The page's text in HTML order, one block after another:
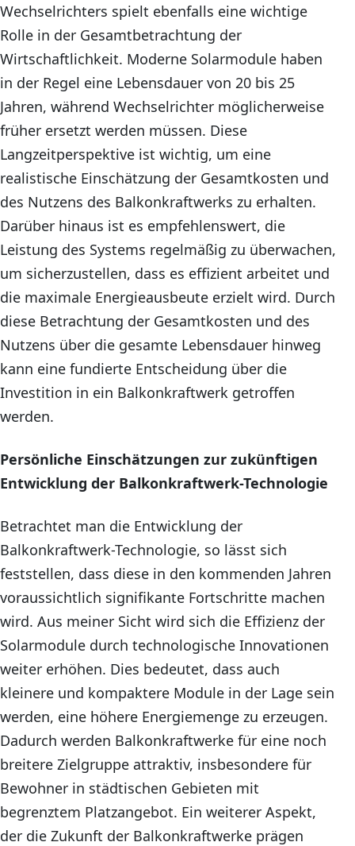
Wechselrichters spielt ebenfalls eine wichtige
Rolle in der Gesamtbetrachtung der
Wirtschaftlichkeit. Moderne Solarmodule haben
in der Regel eine Lebensdauer von 20 bis 25
Jahren, während Wechselrichter möglicherweise
früher ersetzt werden müssen. Diese
Langzeitperspektive ist wichtig, um eine
realistische Einschätzung der Gesamtkosten und
des Nutzens des Balkonkraftwerks zu erhalten.
Darüber hinaus ist es empfehlenswert, die
Leistung des Systems regelmäßig zu überwachen,
um sicherzustellen, dass es effizient arbeitet und
die maximale Energieausbeute erzielt wird. Durch
diese Betrachtung der Gesamtkosten und des
Nutzens über die gesamte Lebensdauer hinweg
kann eine fundierte Entscheidung über die
Investition in ein Balkonkraftwerk getroffen
werden.
Persönliche Einschätzungen zur zukünftigen
Entwicklung der Balkonkraftwerk-Technologie
Betrachtet man die Entwicklung der
Balkonkraftwerk-Technologie, so lässt sich
feststellen, dass diese in den kommenden Jahren
voraussichtlich signifikante Fortschritte machen
wird. Aus meiner Sicht wird sich die Effizienz der
Solarmodule durch technologische Innovationen
weiter erhöhen. Dies bedeutet, dass auch
kleinere und kompaktere Module in der Lage sein
werden, eine höhere Energiemenge zu erzeugen.
Dadurch werden Balkonkraftwerke für eine noch
breitere Zielgruppe attraktiv, insbesondere für
Bewohner in städtischen Gebieten mit
begrenztem Platzangebot. Ein weiterer Aspekt,
der die Zukunft der Balkonkraftwerke prägen